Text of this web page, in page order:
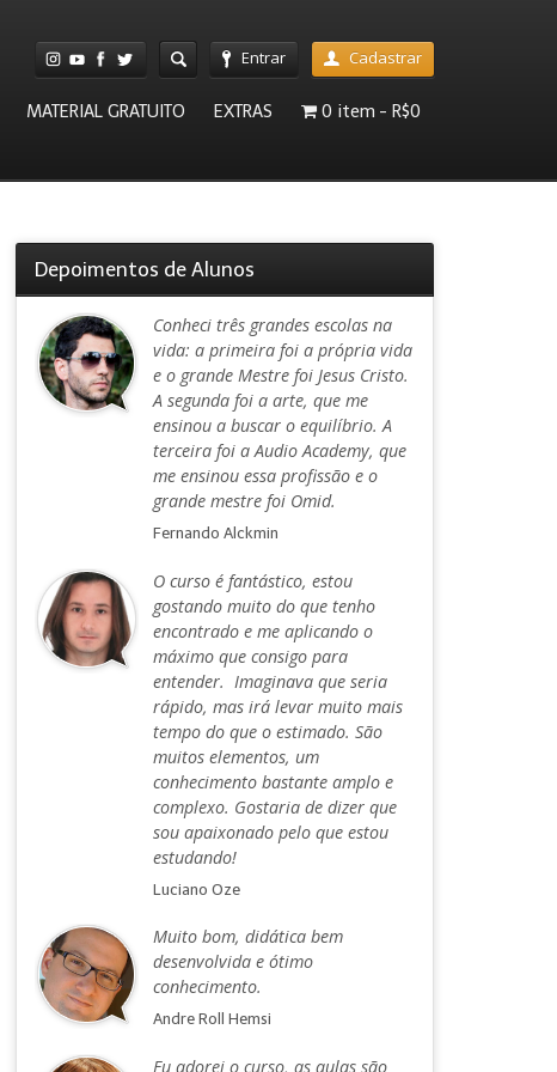
Entrar Cadastrar
MATERIAL GRATUITO EXTRAS 0 item R$0
Depoimentos de Alunos
Conheci três grandes escolas na
vida: a primeira foi a própria vida
e o grande Mestre foi Jesus Cristo.
A segunda foi a arte, que me
ensinou a buscar o equilíbrio. A
terceira foi a Audio Academy, que
me ensinou essa profissão e o
grande mestre foi Omid.
Fernando Alckmin
O curso é fantástico, estou
gostando muito do que tenho
encontrado e me aplicando o
máximo que consigo para
entender. Imaginava que seria
rápido, mas irá levar muito mais
tempo do que o estimado. São
muitos elementos, um
conhecimento bastante amplo e
complexo. Gostaria de dizer que
sou apaixonado pelo que estou
estudando!
Luciano Oze
Muito bom, didática bem
desenvolvida e ótimo
conhecimento.
Andre Roll Hemsi
Eu adorei o curso, as aulas são